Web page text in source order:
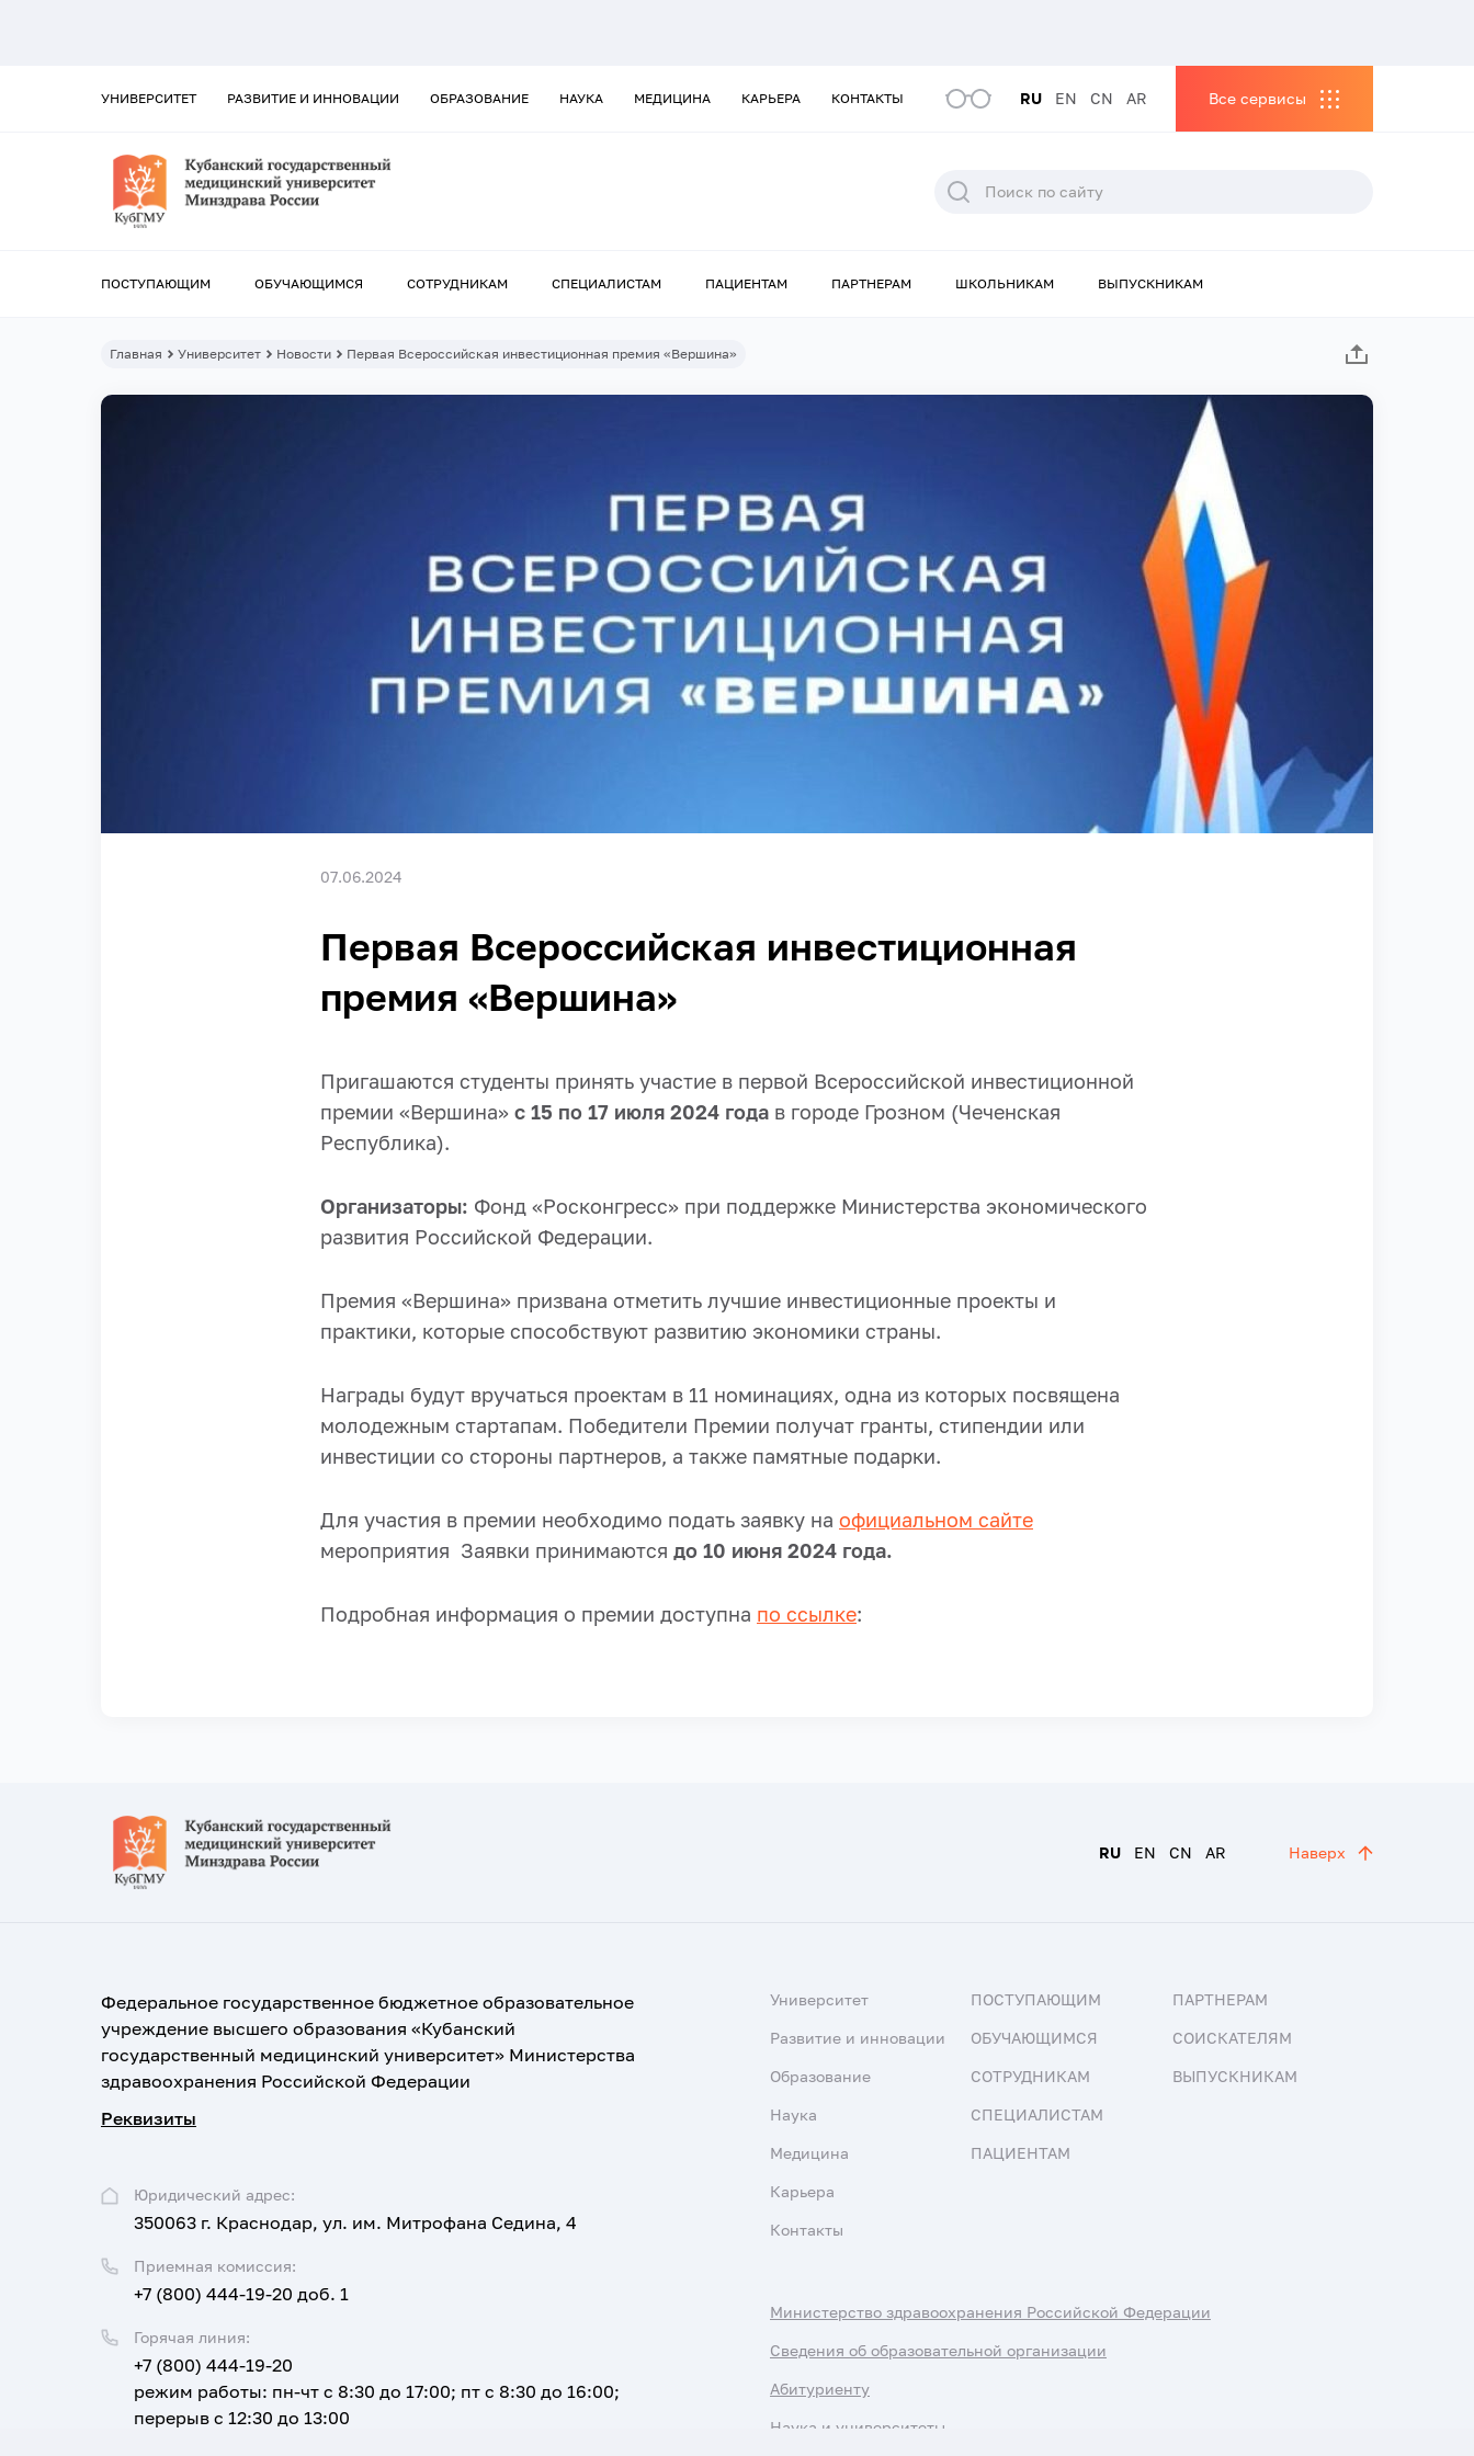
УНИВЕРСИТЕТ РАЗВИТИЕ И ИННОВАЦИИ ОБРАЗОВАНИЕ НАУКА МЕДИЦИНА КАРЬЕРА КОНТАКТЫ RU EN CN AR Все сервисы
ПОСТУПАЮЩИМ ОБУЧАЮЩИМСЯ СОТРУДНИКАМ СПЕЦИАЛИСТАМ ПАЦИЕНТАМ ПАРТНЕРАМ ШКОЛЬНИКАМ ВЫПУСКНИКАМ
Главная Университет Новости Первая Всероссийская инвестиционная премия «Вершина»
07.06.2024
Первая Всероссийская инвестиционная
премия «Вершина»
Пригашаются студенты принять участие в первой Всероссийской инвестиционной
премии «Вершина» с 15 по 17 июля 2024 года в городе Грозном (Чеченская
Республика).
Организаторы: Фонд «Росконгресс» при поддержке Министерства экономического
развития Российской Федерации.
Премия «Вершина» призвана отметить лучшие инвестиционные проекты и
практики, которые способствуют развитию экономики страны.
Награды будут вручаться проектам в 11 номинациях, одна из которых посвящена
молодежным стартапам. Победители Премии получат гранты, стипендии или
инвестиции со стороны партнеров, а также памятные подарки.
Для участия в премии необходимо подать заявку на официальном сайте
мероприятия Заявки принимаются до 10 июня 2024 года.
Подробная информация о премии доступна по ссылке:
RU EN CN AR Наверх
Федеральное государственное бюджетное образовательное
учреждение высшего образования «Кубанский
государственный медицинский университет» Министерства
здравоохранения Российской Федерации
Реквизиты
Юридический адрес:
350063 г. Краснодар, ул. им. Митрофана Седина, 4
Приемная комиссия:
+7 (800) 444-19-20 доб. 1
Горячая линия:
+7 (800) 444-19-20
режим работы: пн-чт с 8:30 до 17:00; пт с 8:30 до 16:00;
перерыв с 12:30 до 13:00
Университет
Развитие и инновации
Образование
Наука
Медицина
Карьера
Контакты
ПОСТУПАЮЩИМ
ОБУЧАЮЩИМСЯ
СОТРУДНИКАМ
СПЕЦИАЛИСТАМ
ПАЦИЕНТАМ
ПАРТНЕРАМ
СОИСКАТЕЛЯМ
ВЫПУСКНИКАМ
Министерство здравоохранения Российской Федерации
Сведения об образовательной организации
Абитуриенту
Наука и университеты